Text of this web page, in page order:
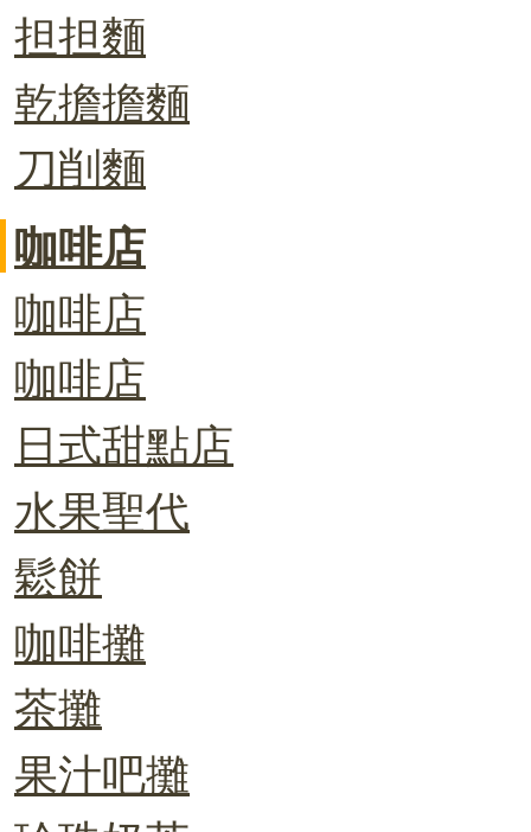
担担麵
乾擔擔麵
刀削麵
咖啡店
咖啡店
咖啡店
日式甜點店
水果聖代
鬆餅
咖啡攤
茶攤
果汁吧攤